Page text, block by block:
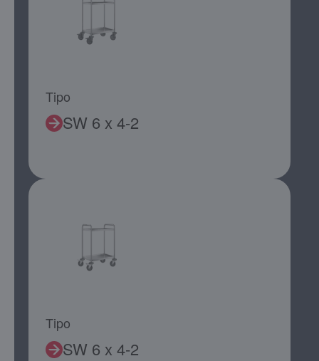
Tipo
SW 6 x 4-2
Tipo
SW 6 x 4-2